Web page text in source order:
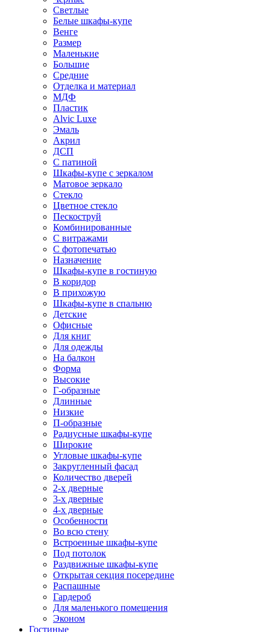
Светлые
Белые шкафы-купе
Венге
Размер
Маленькие
Большие
Средние
Отделка и материал
МДФ
Пластик
Alvic Luxe
Эмаль
Акрил
ДСП
С патиной
Шкафы-купе с зеркалом
Матовое зеркало
Стекло
Цветное стекло
Пескоструй
Комбинированные
С витражами
С фотопечатью
Назначение
Шкафы-купе в гостиную
В коридор
В прихожую
Шкафы-купе в спальню
Детские
Офисные
Для книг
Для одежды
На балкон
Форма
Высокие
Г-образные
Длинные
Низкие
П-образные
Радиусные шкафы-купе
Широкие
Угловые шкафы-купе
Закругленный фасад
Количество дверей
2-х дверные
3-х дверные
4-х дверные
Особенности
Во всю стену
Встроенные шкафы-купе
Под потолок
Раздвижные шкафы-купе
Открытая секция посередине
Распашные
Гардероб
Для маленького помещения
Эконом
Гостиные